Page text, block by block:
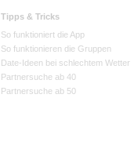
Tipps & Tricks
So funktioniert die App
So funktionieren die Gruppen
Date-Ideen bei schlechtem Wetter
Partnersuche ab 40
Partnersuche ab 50